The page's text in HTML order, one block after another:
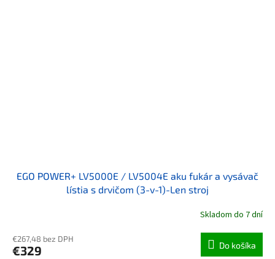
EGO POWER+ LV5000E / LV5004E aku fukár a vysávač
lístia s drvičom (3-v-1)-Len stroj
Skladom do 7 dní
€267,48 bez DPH
€329 Do košíka